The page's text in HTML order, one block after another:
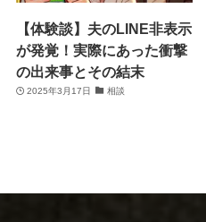
【体験談】夫のLINE非表示
が発覚！実際にあった衝撃
の出来事とその結末
2025年3月17日 相談